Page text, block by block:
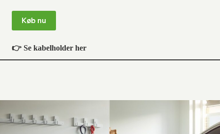
Køb nu
👉 Se kabelholder her